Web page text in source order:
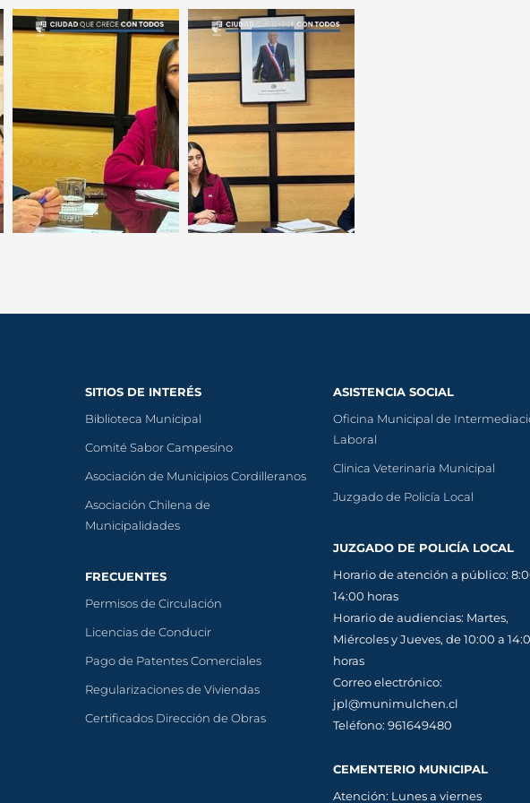
SITIOS DE INTERÉS
Biblioteca Municipal
Comité Sabor Campesino
Asociación de Municipios Cordilleranos
Asociación Chilena de
Municipalidades
FRECUENTES
Permisos de Circulación
Licencias de Conducir
Pago de Patentes Comerciales
Regularizaciones de Viviendas
Certificados Dirección de Obras
ASISTENCIA SOCIAL
Oficina Municipal de
Laboral
Clinica Veterinaria Municipal
Juzgado de Policía Local
JUZGADO DE POLICÍA LOCAL
Horario de atención a público:
14:00 horas
Horario de audiencias: Martes,
Miércoles y Jueves, de 10:00 a
horas
Correo electrónico:
jpl@munimulchen.cl
Teléfono: 961649480
CEMENTERIO MUNICIPAL
Atención: Lunes a viernes